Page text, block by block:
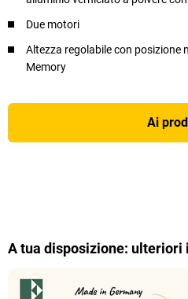
Due motori
Altezza regolabile con posizione
Memory
Ai
A tua disposizione: